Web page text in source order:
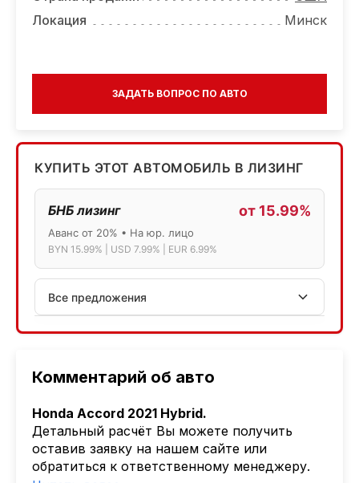
Комментарий об авто
Honda Accord 2021 Hybrid.
Детальный расчёт Вы можете получить
оставив заявку на нашем сайте или
обратиться к ответственному менеджеру.
Локация
Минск
ЗАДАТЬ ВОПРОС ПО АВТО
КУПИТЬ ЭТОТ АВТОМОБИЛЬ В ЛИЗИНГ
БНБ лизинг от 15.99%
Аванс от 20% • На юр. лицо
BYN 15.99% | USD 7.99% | EUR 6.99%
Все предложения
АСБ лизинг
Лизинг: BYN 17% | USD 7.99% | EUR 6.99%
Также доступен кредит "Проще простого" 18.9%
Активлизиг